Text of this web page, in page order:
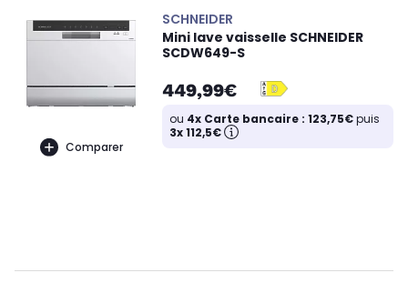
Comparer
SCHNEIDER
Mini lave vaisselle SCHNEIDER
SCDW649-S
449,99€
ou 4x Carte bancaire : 123,75€puis
3x 112,5€